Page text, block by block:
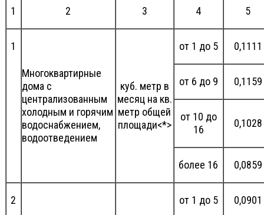
1 2 3 4 5
1
Многоквартирные
дома с
централизованным
холодным и горячим
водоснабжением,
водоотведением
куб. метр в
месяц на кв.
метр общей
площади<*>
от 1 до 5 0,1111
от 6 до 9 0,1159
от 10 до
16
0,1028
более 16 0,0859
2
от 1 до 5 0,0901